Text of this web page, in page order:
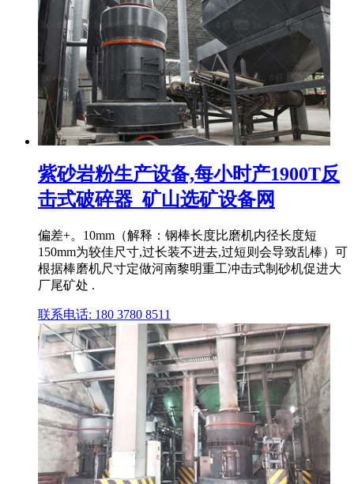
紫砂岩粉生产设备,每小时产1900T反
击式破碎器_矿山选矿设备网
偏差+。10mm（解释：钢棒长度比磨机内径长度短
150mm为较佳尺寸,过长装不进去,过短则会导致乱棒）可
根据棒磨机尺寸定做河南黎明重工冲击式制砂机促进大
厂尾矿处 .
联系电话: 180 3780 8511